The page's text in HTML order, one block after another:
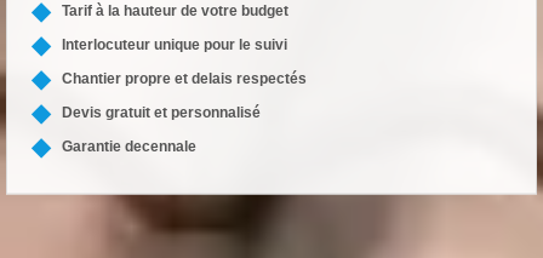
Tarif à la hauteur de votre budget
Interlocuteur unique pour le suivi
Chantier propre et delais respectés
Devis gratuit et personnalisé
Garantie decennale